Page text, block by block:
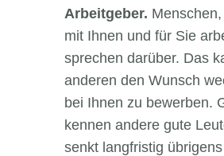
Arbeitgeber.
mit Ihnen und für Sie
sprechen darüber. Das
anderen den Wunsch
bei Ihnen zu bewerben.
kennen andere gute
senkt langfristig